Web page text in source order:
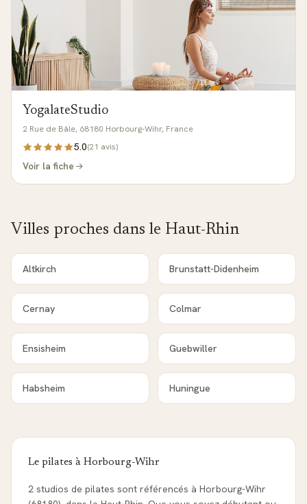
YogalateStudio
2 Rue de Bâle, 68180 Horbourg-Wihr, France
5.0(21 avis)
Voir la fiche
Villes proches dans le Haut-Rhin
Altkirch Brunstatt-Didenheim
Cernay Colmar
Ensisheim Guebwiller
Habsheim Huningue
Le pilates à Horbourg-Wihr
2 studios de pilates sont référencés à Horbourg-Wihr